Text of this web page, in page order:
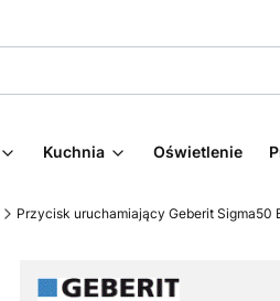
Kuchnia Oświetlenie
Przycisk uruchamiający Geberit Sigma50